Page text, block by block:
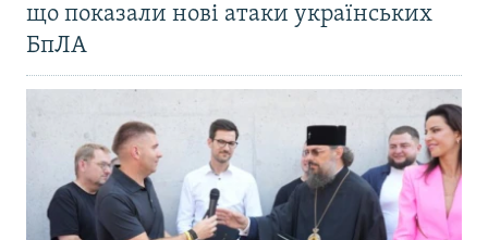
що показали нові атаки українських
БпЛА